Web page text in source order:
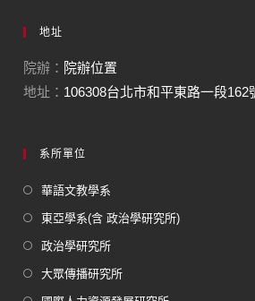
地址
院辦： 院辦位置
地址： 106308台北市和平東路一段162
系所單位
華語文教學系
東亞學系(含 政治學研究所)
政治學研究所
大眾傳播研究所